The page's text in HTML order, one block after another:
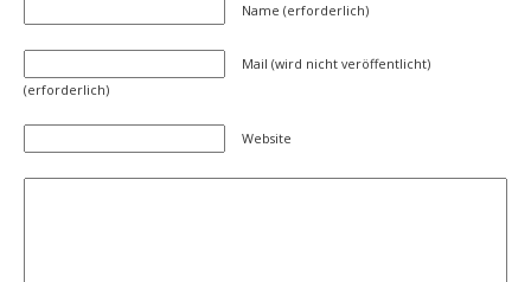
Name (erforderlich)
Mail (wird nicht veröffentlicht)
(erforderlich)
Website